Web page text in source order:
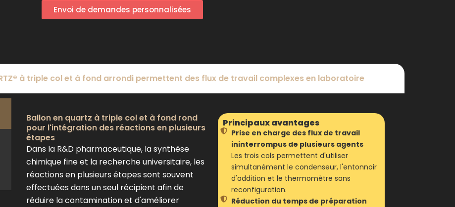
Envoi de demandes personnalisées
à triple col et à fond arrondi permettent des flux de travail complexes en laboratoire
Ballon en quartz à triple col et à fond rond
pour l'intégration des réactions en plusieurs
étapes
Dans la R&D pharmaceutique, la synthèse
chimique fine et la recherche universitaire, les
réactions en plusieurs étapes sont souvent
effectuées dans un seul récipient afin de
réduire la contamination et d'améliorer
Principaux avantages
Prise en charge des flux de travail
ininterrompus de plusieurs agents
Les trois cols permettent d'utiliser
simultanément le condenseur, l'entonnoir
d'addition et le thermomètre sans
reconfiguration.
Réduction du temps de préparation